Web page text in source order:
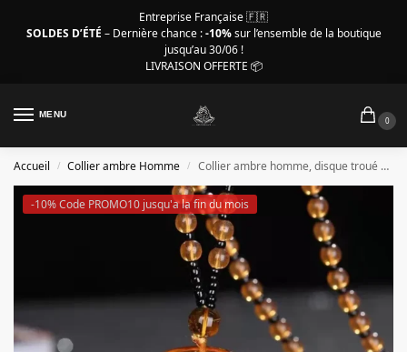
Entreprise Française 🇫🇷
SOLDES D’ÉTÉ – Dernière chance :-10%sur l’ensemble de la boutique
jusqu’au 30/06 !
LIVRAISON OFFERTE 📦
MENU
0
Accueil / Collier ambre Homme / Collier ambre homme, disque troué et perles en ambre
-10% Code PROMO10 jusqu'a la fin du mois